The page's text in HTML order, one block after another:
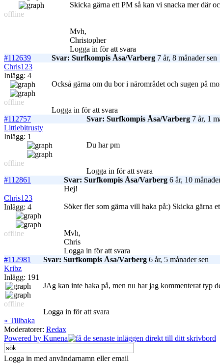
offline
Skicka gärna ett PM så kan vi snacka mer där
Mvh,
Christopher
Logga in för att svara
#112639
Svar: Surfkompis Åsa/Varberg 7 år, 8 månader sen
Chris123
Inlägg: 4
offline
Också gärna om du bor i närområdet och sugen på
Logga in för att svara
#112757
Svar: Surfkompis Åsa/Varberg 7 år, 1
Littlebitrusty
Inlägg: 1
offline
Du har pm
Logga in för att svara
#112861
Svar: Surfkompis Åsa/Varberg 6 år, 10
Chris123
Inlägg: 4
offline
Hej!
Söker fler som gärna vill haka på:) Skicka gärna
Mvh,
Chris
Logga in för att svara
#112981
Svar: Surfkompis Åsa/Varberg 6 år, 5 månader sen
Kribz
Inlägg: 191
offline
JAg kan inte haka på, men nu har jag kommenterat typ
Logga in för att svara
« Tillbaka
Moderatorer: Redax
Powered by Kunena
Logga in med användarnamn eller email